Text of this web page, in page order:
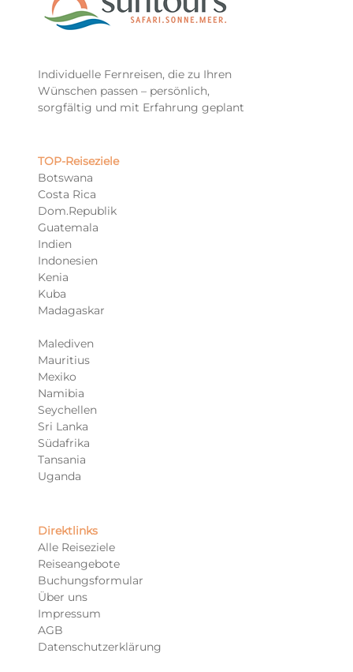
Individuelle Fernreisen, die zu Ihren
Wünschen passen – persönlich,
sorgfältig und mit Erfahrung geplant
TOP-Reiseziele​
Botswana
Costa Rica
Dom.Republik
Guatemala
Indien
Indonesien
Kenia
Kuba
Madagaskar
Malediven
Mauritius
Mexiko
Namibia
Seychellen
Sri Lanka
Südafrika
Tansania
Uganda
Direktlinks
Alle Reiseziele
Reiseangebote
Buchungsformular
Über uns
Impressum
AGB
Datenschutzerklärung